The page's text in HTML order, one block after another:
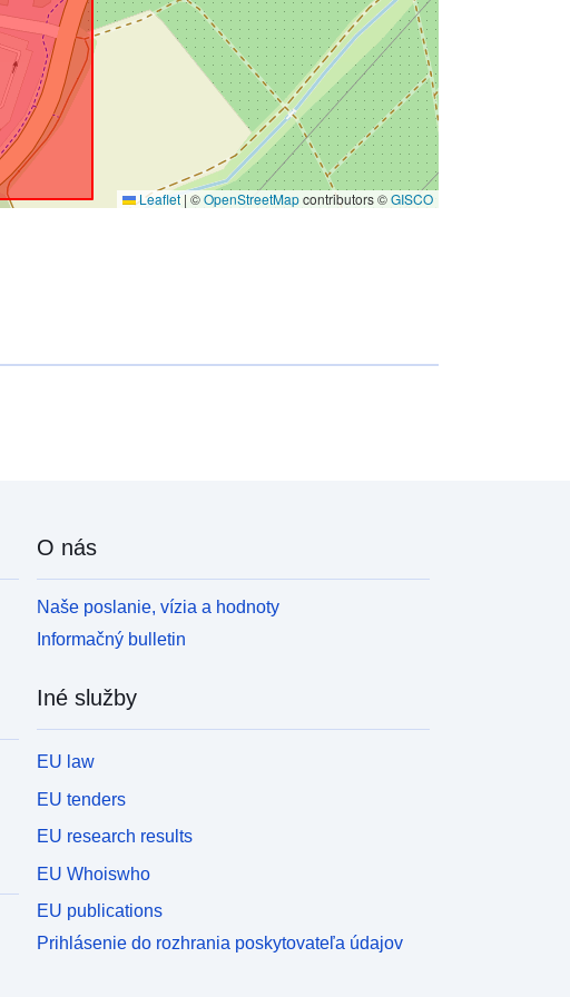
Leaflet | ©OpenStreetMapcontributors ©GISCO
O nás
Naše poslanie, vízia a hodnoty
Informačný bulletin
Iné služby
EU law
EU tenders
EU research results
EU Whoiswho
EU publications
Prihlásenie do rozhrania poskytovateľa údajov